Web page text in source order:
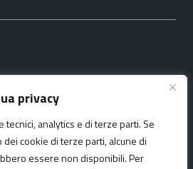
privacy
tecnici, analytics e di terze parti. Se
cookie di terze parti, alcune di
essere non disponibili. Per
Mappa del sito